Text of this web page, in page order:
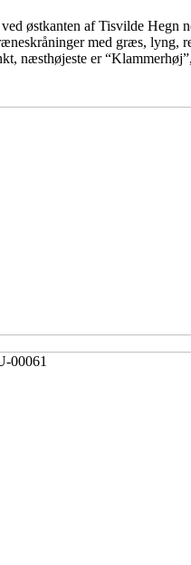
østkanten af Tisvilde Hegn
med græs,
næsthøjeste er